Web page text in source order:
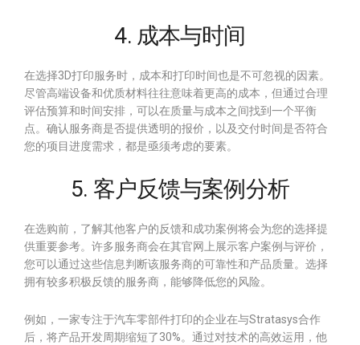
4. 成本与时间
在选择3D打印服务时，成本和打印时间也是不可忽视的因素。
尽管高端设备和优质材料往往意味着更高的成本，但通过合理
评估预算和时间安排，可以在质量与成本之间找到一个平衡
点。确认服务商是否提供透明的报价，以及交付时间是否符合
您的项目进度需求，都是亟须考虑的要素。
5. 客户反馈与案例分析
在选购前，了解其他客户的反馈和成功案例将会为您的选择提
供重要参考。许多服务商会在其官网上展示客户案例与评价，
您可以通过这些信息判断该服务商的可靠性和产品质量。选择
拥有较多积极反馈的服务商，能够降低您的风险。
例如，一家专注于汽车零部件打印的企业在与Stratasys合作
后，将产品开发周期缩短了30%。通过对技术的高效运用，他